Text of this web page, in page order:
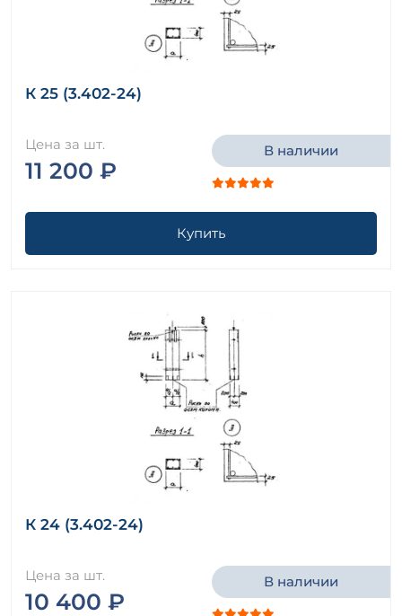
К 25 (3.402-24)
Цена за шт.
11 200 ₽
В наличии
Купить
К 24 (3.402-24)
Цена за шт.
10 400 ₽
В наличии